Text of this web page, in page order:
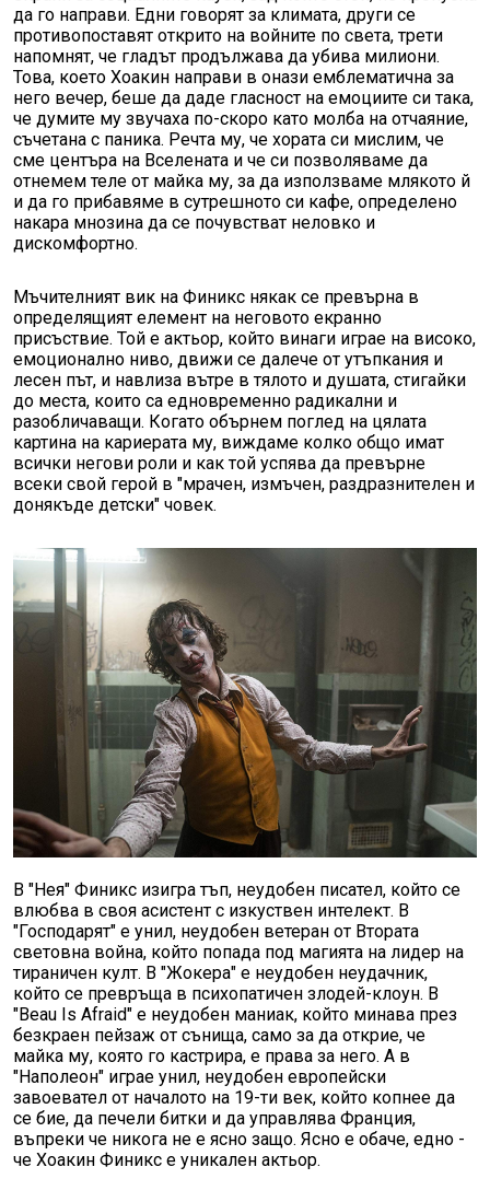
да го направи. Едни говорят за климата, други се
противопоставят открито на войните по света, трети
напомнят, че гладът продължава да убива милиони.
Това, което Хоакин направи в онази емблематична за
него вечер, беше да даде гласност на емоциите си така,
че думите му звучаха по-скоро като молба на отчаяние,
съчетана с паника. Речта му, че хората си мислим, че
сме центъра на Вселената и че си позволяваме да
отнемем теле от майка му, за да използваме млякото й
и да го прибавяме в сутрешното си кафе, определено
накара мнозина да се почувстват неловко и
дискомфортно.
Мъчителният вик на Финикс някак се превърна в
определящият елемент на неговото екранно
присъствие. Той е актьор, който винаги играе на високо,
емоционално ниво, движи се далече от утъпкания и
лесен път, и навлиза вътре в тялото и душата, стигайки
до места, които са едновременно радикални и
разобличаващи. Когато обърнем поглед на цялата
картина на кариерата му, виждаме колко общо имат
всички негови роли и как той успява да превърне
всеки свой герой в "мрачен, измъчен, раздразнителен и
донякъде детски" човек.
В "Нея" Финикс изигра тъп, неудобен писател, който се
влюбва в своя асистент с изкуствен интелект. В
"Господарят" е унил, неудобен ветеран от Втората
световна война, който попада под магията на лидер на
тираничен култ. В "Жокера" е неудобен неудачник,
който се превръща в психопатичен злодей-клоун. В
"Beau Is Afraid" е неудобен маниак, който минава през
безкраен пейзаж от сънища, само за да открие, че
майка му, която го кастрира, е права за него. А в
"Наполеон" играе унил, неудобен европейски
завоевател от началото на 19-ти век, който копнее да
се бие, да печели битки и да управлява Франция,
въпреки че никога не е ясно защо. Ясно е обаче, едно -
че Хоакин Финикс е уникален актьор.